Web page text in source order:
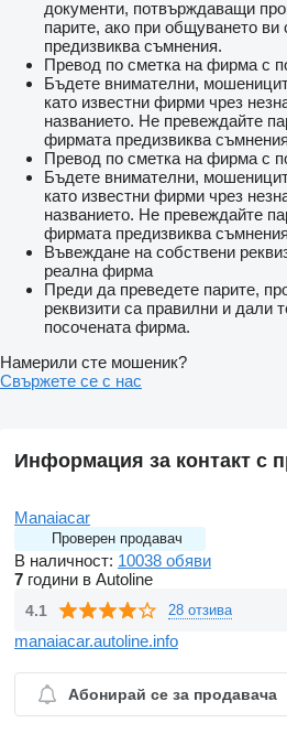
документи, потвърждаващи
парите, ако при общуването ви
предизвиква съмнения.
Превод по сметка на фирма с
Бъдете внимателни,
като известни фирми чрез
названието. Не превеждайте
фирмата предизвиква
Превод по сметка на фирма с
Бъдете внимателни,
като известни фирми чрез
названието. Не превеждайте
фирмата предизвиква
Въвеждане на собствени
реална фирма
Преди да преведете парите,
реквизити са правилни и дали
посочената фирма.
Намерили сте мошеник?
Свържете се с нас
Информация за контакт с
Manaiacar
Проверен продавач
В наличност: 10038 обяви
7 години в Autoline
4.1 28 отзива
manaiacar.autoline.info
Абонирай се за продавача